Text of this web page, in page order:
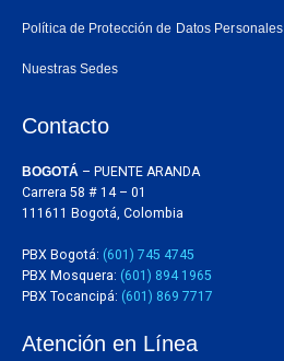
Política de Protección de Datos Personales
Nuestras Sedes
Contacto
BOGOTÁ – PUENTE ARANDA
Carrera 58 # 14 – 01
111611 Bogotá, Colombia
PBX Bogotá: (601) 745 4745
PBX Mosquera: (601) 894 1965
PBX Tocancipá: (601) 869 7717
Atención en Línea